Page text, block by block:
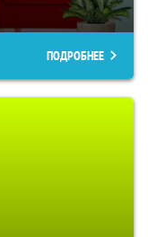
ПОДРОБНЕЕ